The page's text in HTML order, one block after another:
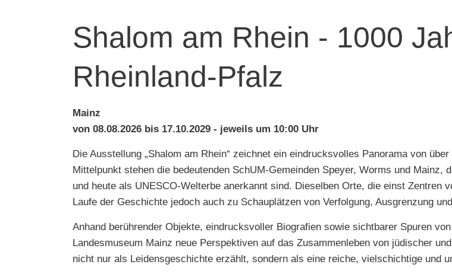
Shalom am Rhein - 1000
Rheinland-Pfalz
Mainz
von 08.08.2026 bis 17.10.2029 - jeweils um 10:00 Uhr
Die Ausstellung „Shalom am Rhein“ zeichnet ein eindrucksvolles Panorama von
Mittelpunkt stehen die bedeutenden SchUM-Gemeinden Speyer, Worms und
und heute als UNESCO-Welterbe anerkannt sind. Dieselben Orte, die einst Zentren
Laufe der Geschichte jedoch auch zu Schauplätzen von Verfolgung, Ausgrenzung
Anhand berührender Objekte, eindrucksvoller Biografien sowie sichtbarer Spuren
Landesmuseum Mainz neue Perspektiven auf das Zusammenleben von jüdischer
nicht nur als Leidensgeschichte erzählt, sondern als eine reiche, vielschichtige und